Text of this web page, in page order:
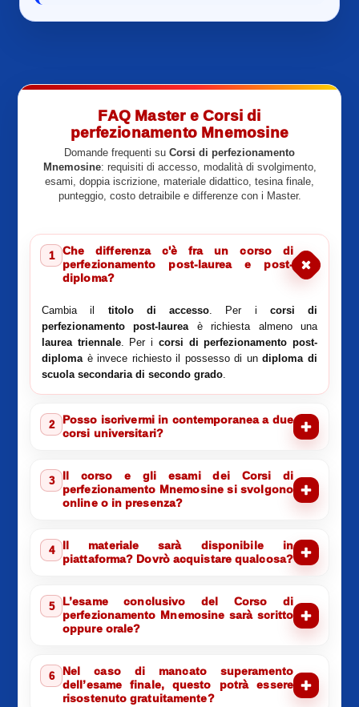
FAQ Master e Corsi di
perfezionamento Mnemosine
Domande frequenti su Corsi di perfezionamento
Mnemosine: requisiti di accesso, modalità di svolgimento,
esami, doppia iscrizione, materiale didattico, tesina finale,
punteggio, costo detraibile e differenze con i Master.
1
Che differenza c'è fra un corso di
perfezionamento post-laurea e post-
diploma?
Cambia il titolo di accesso. Per i corsi di
perfezionamento post-laureaè richiesta almeno una
laurea triennale. Per i corsi di perfezionamento post-
diplomaè invece richiesto il possesso di undiploma di
scuola secondaria di secondo grado.
2
Posso iscrivermi in contemporanea a due
corsi universitari?
3
Il corso e gli esami dei Corsi di
perfezionamento Mnemosine si svolgono
online o in presenza?
4
Il materiale sarà disponibile in
piattaforma? Dovrò acquistare qualcosa?
5
L’esame conclusivo del Corso di
perfezionamento Mnemosine sarà scritto
oppure orale?
6
Nel caso di mancato superamento
dell’esame finale, questo potrà essere
risostenuto gratuitamente?